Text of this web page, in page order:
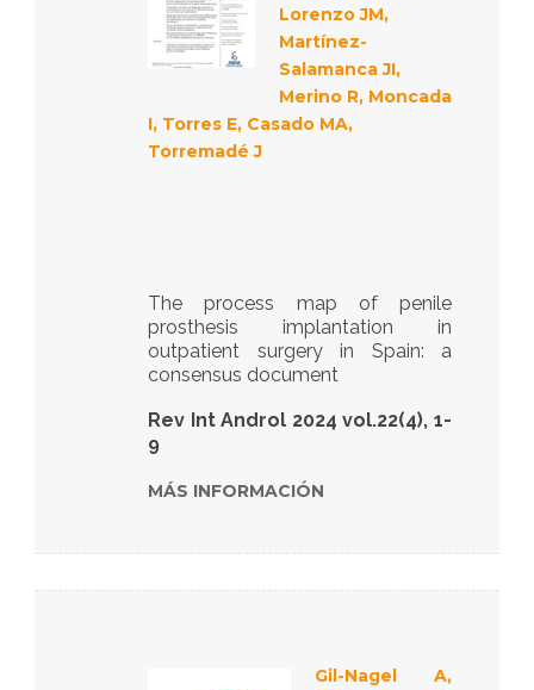
Lorenzo JM,
Martínez-
Salamanca JI,
Merino R, Moncada
I, Torres E, Casado MA,
Torremadé J
The process map of penile
prosthesis implantation in
outpatient surgery in Spain: a
consensus document
Rev Int Androl 2024 vol.22(4), 1-
9
MÁS INFORMACIÓN
Gil-Nagel A,